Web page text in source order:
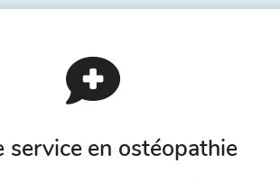
service en ostéopathie